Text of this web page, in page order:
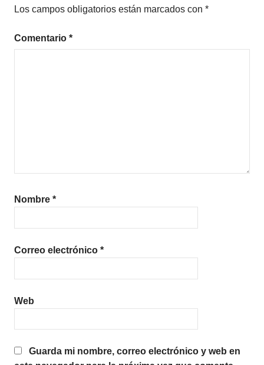
ENSAYO
Los campos obligatorios están marcados con *
Comentario *
Nombre *
Correo electrónico *
Web
Guarda mi nombre, correo electrónico y web en